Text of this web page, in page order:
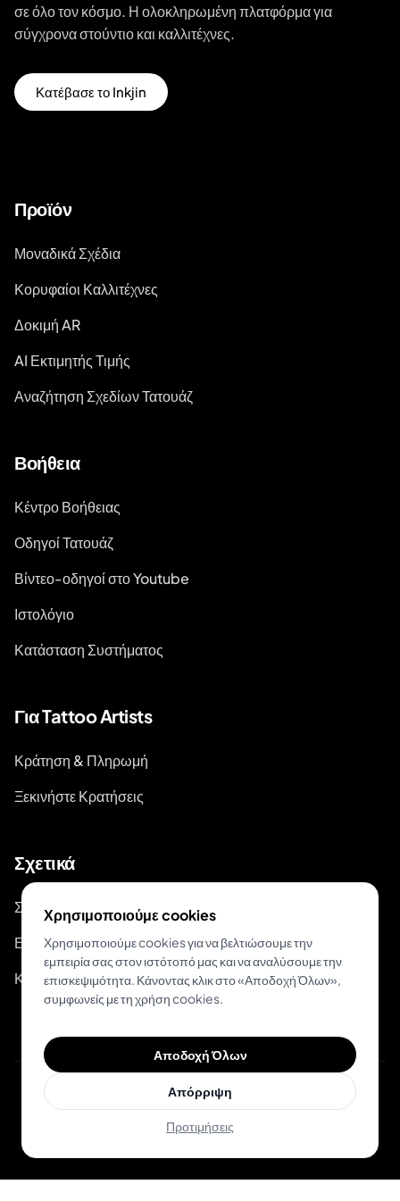
σε όλο τον κόσμο. Η ολοκληρωμένη πλατφόρμα για
σύγχρονα στούντιο και καλλιτέχνες.
Κατέβασε το Inkjin
Προϊόν
Μοναδικά Σχέδια
Κορυφαίοι Καλλιτέχνες
Δοκιμή AR
AI Εκτιμητής Τιμής
Αναζήτηση Σχεδίων Τατουάζ
Βοήθεια
Κέντρο Βοήθειας
Οδηγοί Τατουάζ
Βίντεο-οδηγοί στο Youtube
Ιστολόγιο
Κατάσταση Συστήματος
Για Tattoo Artists
Κράτηση & Πληρωμή
Ξεκινήστε Κρατήσεις
Σχετικά
Σχετικά με το Inkjin
Επικοινωνία
Κιτ Επωνυμίας
© 2026 Inkjin
Πολιτική ΑπορρήτουΌροι Χρήσης
Χρησιμοποιούμε cookies
Χρησιμοποιούμε cookies για να βελτιώσουμε την
εμπειρία σας στον ιστότοπό μας και να αναλύσουμε την
επισκεψιμότητα. Κάνοντας κλικ στο «Αποδοχή Όλων»,
συμφωνείς με τη χρήση cookies.
Αποδοχή Όλων
Απόρριψη
Προτιμήσεις